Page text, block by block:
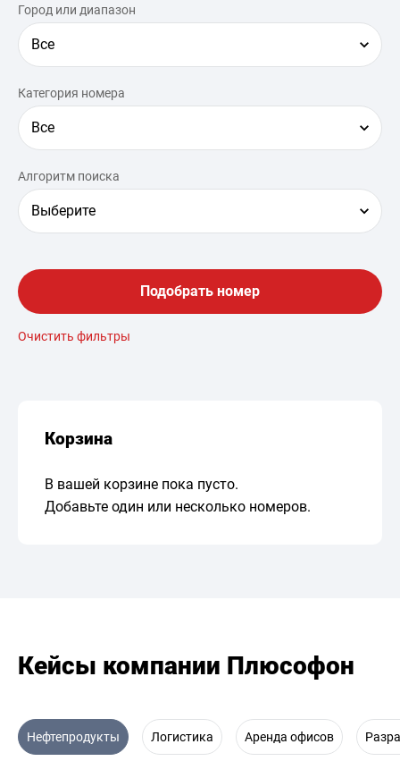
Город или диапазон
Все
Категория номера
Все
Алгоритм поиска
Выберите
Подобрать номер
Очистить фильтры
Корзина
В вашей корзине пока пусто.
Добавьте один или несколько номеров.
Кейсы компании Плюсофон
Нефтепродукты Логистика Аренда офисов